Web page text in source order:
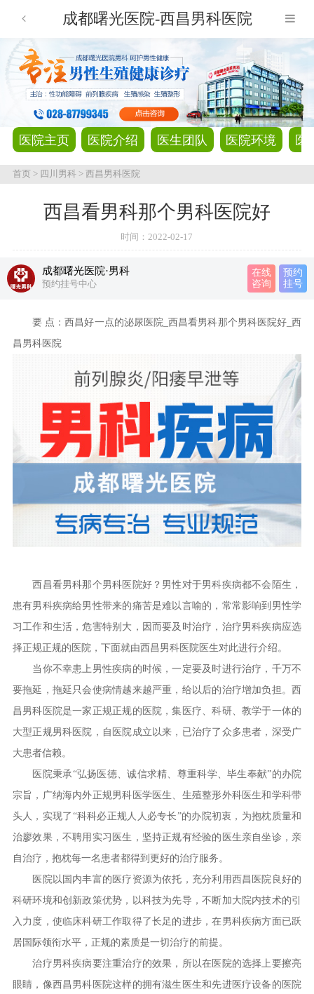
成都曙光医院-西昌男科医院
医院主页 医院介绍 医生团队 医院环境 医
首页> 四川男科> 西昌男科医院
西昌看男科那个男科医院好
时间：2022-02-17
成都曙光医院·男科
预约挂号中心
在线
咨询
预约
挂号
要 点：西昌好一点的泌尿医院_西昌看男科那个男科医院好_西
昌男科医院
西昌看男科那个男科医院好？男性对于男科疾病都不会陌生，
患有男科疾病给男性带来的痛苦是难以言喻的，常常影响到男性学
习工作和生活，危害特别大，因而要及时治疗，治疗男科疾病应选
择正规正规的医院，下面就由西昌男科医院医生对此进行介绍。
当你不幸患上男性疾病的时候，一定要及时进行治疗，千万不
要拖延，拖延只会使病情越来越严重，给以后的治疗增加负担。西
昌男科医院是一家正规正规的医院，集医疗、科研、教学于一体的
大型正规男科医院，自医院成立以来，已治疗了众多患者，深受广
大患者信赖。
医院秉承“弘扬医德、诚信求精、尊重科学、毕生奉献”的办院
宗旨，广纳海内外正规男科医学医生、生殖整形外科医生和学科带
头人，实现了“科科必正规人人必专长”的办院初衷，为抱枕质量和
治廖效果，不聘用实习医生，坚持正规有经验的医生亲自坐诊，亲
自治疗，抱枕每一名患者都得到更好的治疗服务。
医院以国内丰富的医疗资源为依托，充分利用西昌医院良好的
科研环境和创新政策优势，以科技为先导，不断加大院内技术的引
入力度，使临床科研工作取得了长足的进步，在男科疾病方面已跃
居国际领衔水平，正规的素质是一切治疗的前提。
治疗男科疾病要注重治疗的效果，所以在医院的选择上要擦亮
眼睛，像西昌男科医院这样的拥有滋生医生和先进医疗设备的医院